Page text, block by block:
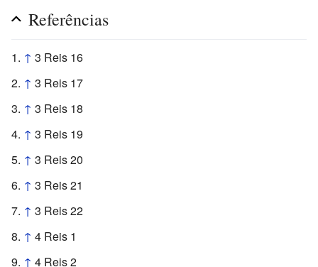
Referências
↑ 3 Reis 16
↑ 3 Reis 17
↑ 3 Reis 18
↑ 3 Reis 19
↑ 3 Reis 20
↑ 3 Reis 21
↑ 3 Reis 22
↑ 4 Reis 1
↑ 4 Reis 2